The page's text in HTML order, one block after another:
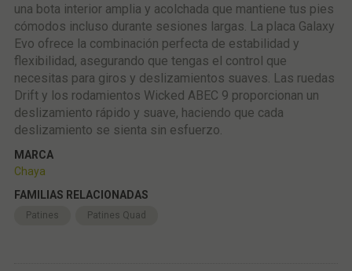
una bota interior amplia y acolchada que mantiene tus pies
cómodos incluso durante sesiones largas. La placa Galaxy
Evo ofrece la combinación perfecta de estabilidad y
flexibilidad, asegurando que tengas el control que
necesitas para giros y deslizamientos suaves. Las ruedas
Drift y los rodamientos Wicked ABEC 9 proporcionan un
deslizamiento rápido y suave, haciendo que cada
deslizamiento se sienta sin esfuerzo.
MARCA
Chaya
FAMILIAS RELACIONADAS
Patines Patines Quad